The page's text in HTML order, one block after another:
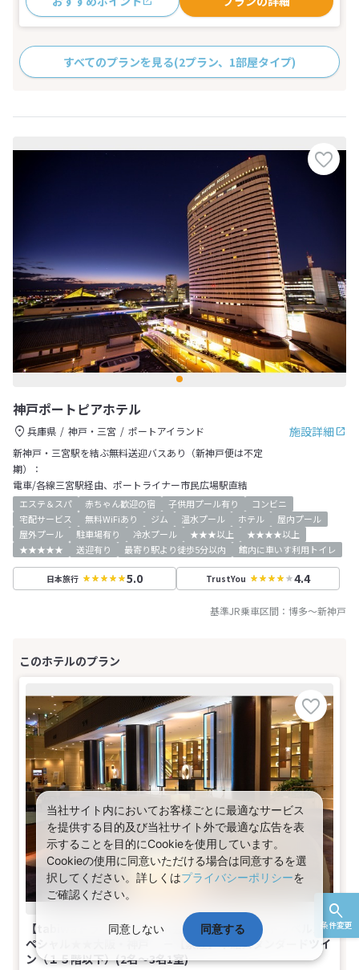
条件変更
すべてのプランを見る(2プラン、1部屋タイプ)
神戸ポートピアホテル
施設詳細
兵庫県 神戸・三宮
ポートアイランド
新神戸・三宮駅を結ぶ無料送迎バスあり（新神戸便は不定
期）：
電車/各線三宮駅経由、ポートライナー市民広場駅直結
エステ＆スパ 赤ちゃん歓迎の宿 子供用プール有り
コンビニ
宅配サービス
無料WiFiあり ジム 温水プール ホテル
屋内プール
屋外プール
駐車場有り 冷水プール ★★★以上
★★★★以上
★★★★★
送迎有り 最寄り駅より徒歩5分以内 館内に車いす利用トイレ
日本旅行 5.0 TrustYou 4.4
基準JR乗車区間： 博多～新神戸
【tabiwaトラベル/WESTER会員限定】tabiwaトラベルス
ペシャル★★大阪・神戸 －【禁煙】本館スタンダードツイ
ン（１５階以下）(2名～3名1室)
当社サイト内においてお客様ごとに最適なサービス
を提供する目的及び当社サイト外で最適な広告を表
示することを目的にCookieを使用しています。
Cookieの使用に同意いただける場合は同意するを選
択してください。詳しくはプライバシーポリシーを
ご確認ください。
同意しない 同意する